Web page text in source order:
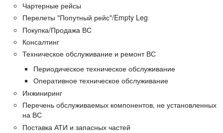
Чартерные рейсы
Перелеты "Попутный рейс"/Empty Leg
Покупка/Продажа ВС
Консалтинг
Техническое обслуживание и ремонт ВС
Периодическое техническое обслуживание
Оперативное техническое обслуживание
Инжиниринг
Перечень обслуживаемых компонентов, не установленных
на ВС
Поставка АТИ и запасных частей